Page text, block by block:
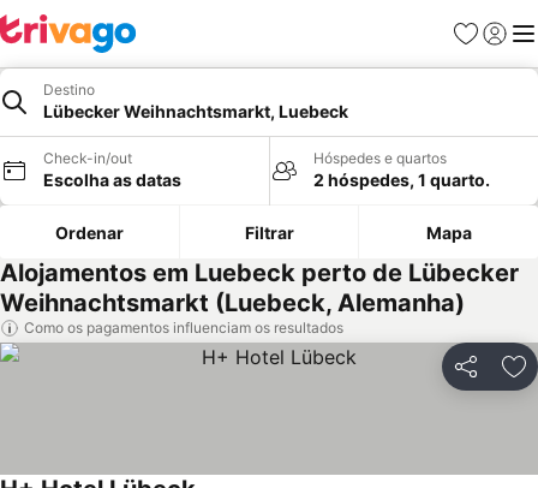
Favoritos
Iniciar
Destino
Lübecker Weihnachtsmarkt, Luebeck
Check-in/out
Escolha as datas
Hóspedes e quartos
2 hóspedes, 1 quarto.
Ordenar Filtrar Mapa
Alojamentos em Luebeck perto de Lübecker
Weihnachtsmarkt (Luebeck, Alemanha)
Como os pagamentos influenciam os resultados
Partilhar